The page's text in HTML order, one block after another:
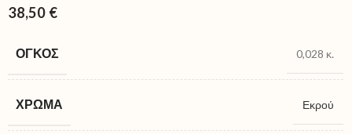
38,50 €
ΌΓΚΟΣ 0,028 κ.
ΧΡΏΜΑ Εκρού